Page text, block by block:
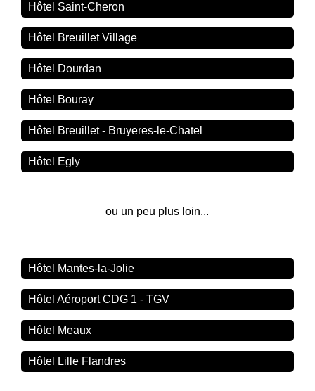
Hôtel Saint-Cheron
Hôtel Breuillet Village
Hôtel Dourdan
Hôtel Bouray
Hôtel Breuillet - Bruyeres-le-Chatel
Hôtel Egly
ou un peu plus loin...
Hôtel Mantes-la-Jolie
Hôtel Aéroport CDG 1 - TGV
Hôtel Meaux
Hôtel Lille Flandres